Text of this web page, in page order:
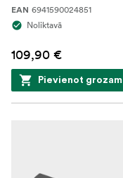
EAN 6941590024851
Noliktavā
109,90 €
Pievienot grozam